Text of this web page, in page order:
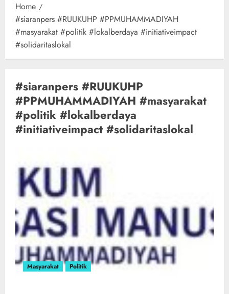
Home
#siaranpers #RUUKUHP #PPMUHAMMADIYAH
#masyarakat #politik #lokalberdaya #initiativeimpact
#solidaritaslokal
#siaranpers #RUUKUHP
#PPMUHAMMADIYAH #masyarakat
#politik #lokalberdaya
#initiativeimpact #solidaritaslokal
Masyarakat Politik